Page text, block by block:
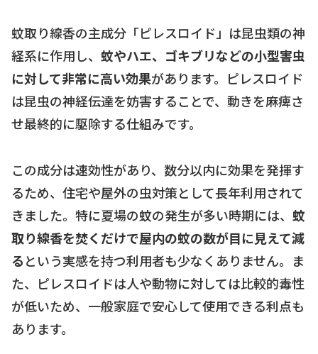
蚊取り線香の主成分「ピレスロイド」は昆虫類の神
経系に作用し、 蚊やハエ、ゴキブリなどの小型害虫
に対して非常に高い効果があります。ピレスロイド
は昆虫の神経伝達を妨害することで、動きを麻痺さ
せ最終的に駆除する仕組みです。
この成分は速効性があり、数分以内に効果を発揮す
るため、住宅や屋外の虫対策として長年利用されて
きました。特に夏場の蚊の発生が多い時期には、 蚊
取り線香を焚くだけで屋内の蚊の数が目に見えて減
るという実感を持つ利用者も少なくありません。ま
た、ピレスロイドは人や動物に対しては比較的毒性
が低いため、一般家庭で安心して使用できる利点も
あります。